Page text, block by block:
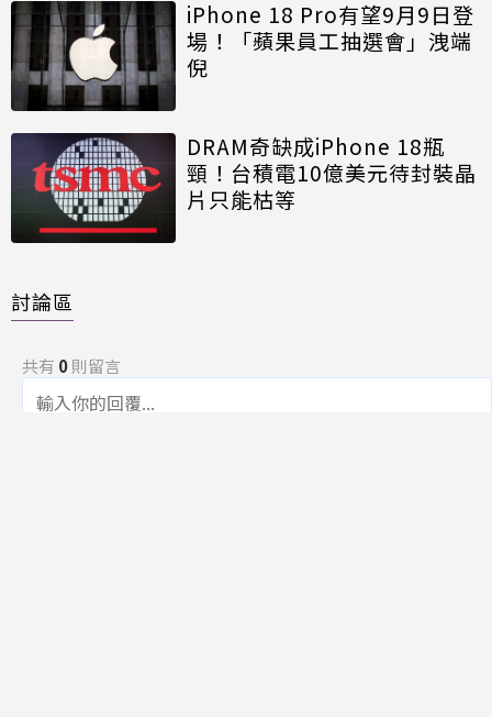
iPhone 18 Pro有望9月9日登
場！「蘋果員工抽選會」洩端
倪
DRAM奇缺成iPhone 18瓶
頸！台積電10億美元待封裝晶
片只能枯等
討論區
共有 0則留言